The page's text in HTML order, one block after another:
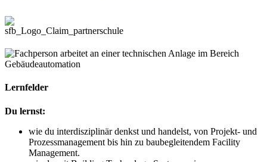
Lernfelder
Du lernst:
wie du interdisziplinär denkst und handelst, von Projekt- und
Prozessmanagement bis hin zu baubegleitendem Facility
Management.